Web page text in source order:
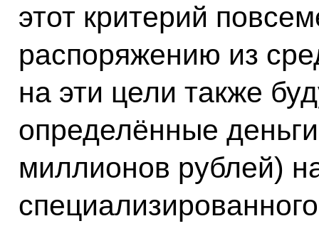
этот критерий
распоряжению из
на эти цели также
определённые
миллионов рублей)